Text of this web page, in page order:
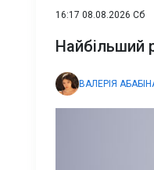
16:17 08.08.2026 Сб
Найбільший
ВАЛЕРІЯ